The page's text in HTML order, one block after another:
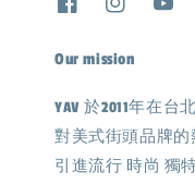
Our mission
YAV 於2011年在
對美式街頭品牌
引進流行 時尚 獨